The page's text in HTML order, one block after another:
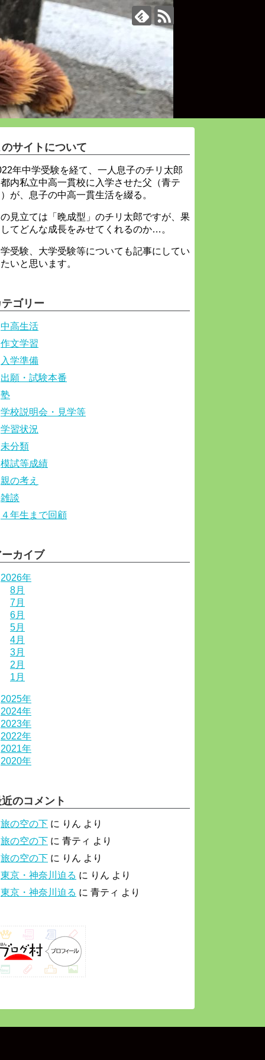
サイトについて
年中学受験を経て、一人息子のチリ太郎
内私立中高一貫校に入学させた父（青テ
が、息子の中高一貫生活を綴る。
見立ては「晩成型」のチリ太郎ですが、果
てどんな成長をみせてくれるのか…。
受験、大学受験等についても記事にしてい
いと思います。
ゴリー
中高生活
作文学習
入学準備
出願・試験本番
塾
学校説明会・見学等
学習状況
未分類
模試等成績
親の考え
雑談
４年生まで回顧
カイブ
2026年
8月
7月
6月
5月
4月
3月
2月
1月
2025年
2024年
2023年
2022年
2021年
2020年
のコメント
旅の空の下 に りん より
旅の空の下 に 青ティ より
旅の空の下 に りん より
東京・神奈川迫る に りん より
東京・神奈川迫る に 青ティ より